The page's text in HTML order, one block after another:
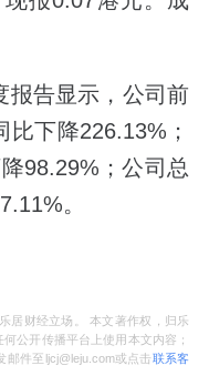
告显示，公司前
下降226.13%；
98.29%；公司总
。
居财经立场。 本文著作权，归乐
公开传播平台上使用本文内容；
件至ljcj@leju.com或点击联系客